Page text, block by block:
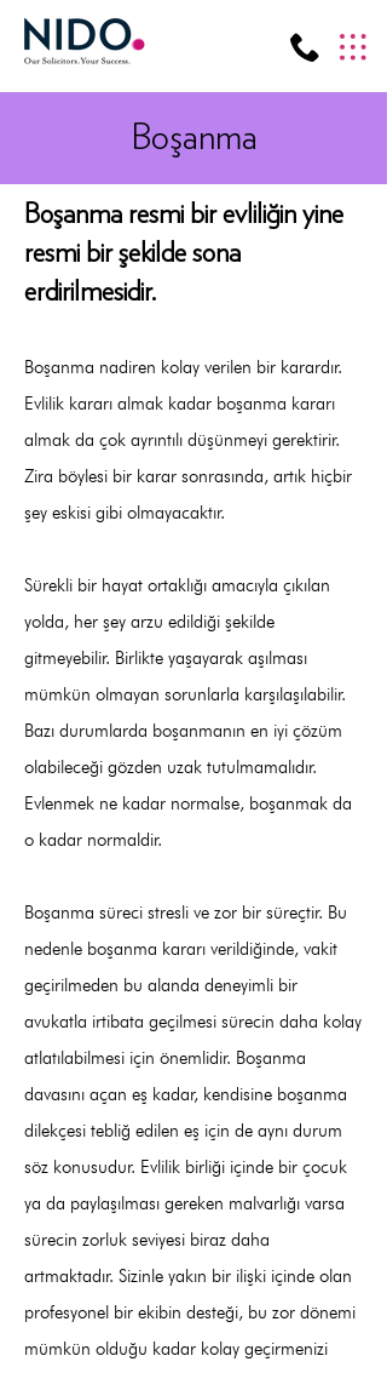
Boşanma
Boşanma resmi bir evliliğin yine
resmi bir şekilde sona
erdirilmesidir.
Boşanma nadiren kolay verilen bir karardır.
Evlilik kararı almak kadar boşanma kararı
almak da çok ayrıntılı düşünmeyi gerektirir.
Zira böylesi bir karar sonrasında, artık hiçbir
şey eskisi gibi olmayacaktır.
Sürekli bir hayat ortaklığı amacıyla çıkılan
yolda, her şey arzu edildiği şekilde
gitmeyebilir. Birlikte yaşayarak aşılması
mümkün olmayan sorunlarla karşılaşılabilir.
Bazı durumlarda boşanmanın en iyi çözüm
olabileceği gözden uzak tutulmamalıdır.
Evlenmek ne kadar normalse, boşanmak da
o kadar normaldir.
Boşanma süreci stresli ve zor bir süreçtir. Bu
nedenle boşanma kararı verildiğinde, vakit
geçirilmeden bu alanda deneyimli bir
avukatla irtibata geçilmesi sürecin daha kolay
atlatılabilmesi için önemlidir. Boşanma
davasını açan eş kadar, kendisine boşanma
dilekçesi tebliğ edilen eş için de aynı durum
söz konusudur. Evlilik birliği içinde bir çocuk
ya da paylaşılması gereken malvarlığı varsa
sürecin zorluk seviyesi biraz daha
artmaktadır. Sizinle yakın bir ilişki içinde olan
profesyonel bir ekibin desteği, bu zor dönemi
mümkün olduğu kadar kolay geçirmenizi